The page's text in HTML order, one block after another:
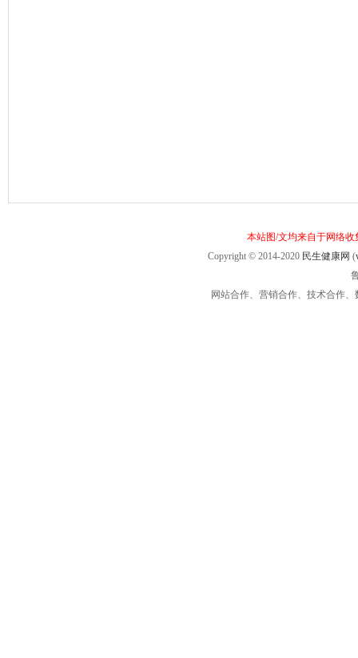
本站图/文均来自于网络
Copyright © 2014-2020 民生健康网 (
网站合作、营销合作、技术合作